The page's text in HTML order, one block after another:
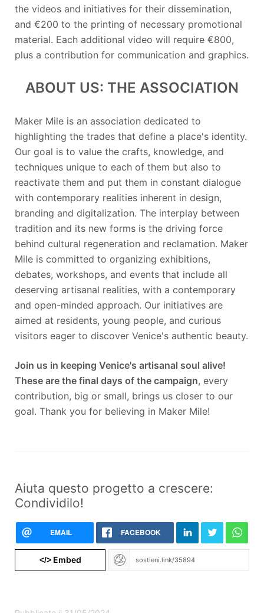
the videos and initiatives for their dissemination,
and €200 to the printing of necessary promotional
material. Each additional video will require €800,
plus a contribution for communication and graphics.
ABOUT US: THE ASSOCIATION
Maker Mile is an association dedicated to
highlighting the trades that define a place's identity.
Our goal is to value the crafts, knowledge, and
techniques unique to each of them but also to
reactivate them and put them in constant dialogue
with contemporary realities inherent in design,
branding and digitalization. The interplay between
tradition and its new forms is the driving force
behind cultural regeneration and reclamation. Maker
Mile is committed to organizing exhibitions,
debates, workshops, and events that include all
deserving artisanal realities, with a contemporary
and open-minded approach. Our initiatives are
aimed at residents, young people, and curious
visitors eager to discover Venice's authentic beauty.
Join us in keeping Venice's artisanal soul alive!
These are the final days of the campaign, every
contribution, big or small, brings us closer to our
goal. Thank you for believing in Maker Mile!
Aiuta questo progetto a crescere:
Condividilo!
EMAIL FACEBOOK
</>Embed